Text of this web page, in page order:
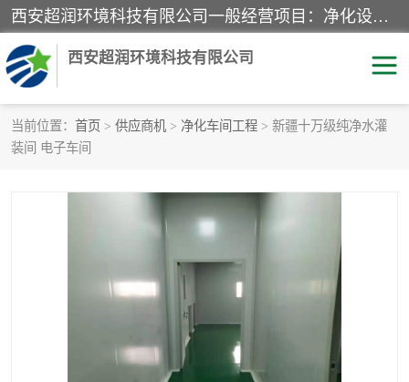
西安超润环境科技有限公司一般经营项目：净化设备、厨房设备、五金机电设备、不锈钢制品、彩钢夹心板、水处理设备的研发、销售；空气净化设备、办公设备、通风设备、建筑材料、金属材料的销售；净化工程、钢结构工程、机电设备工程的设计与施工及技术咨询服务；货物及技术的进出口的业务经营。
西安超润环境科技有限公司
当前位置： 首页 > 供应商机 > 净化车间工程 > 新疆十万级纯净水灌
装间 电子车间
洁净手术室
洁净室工程